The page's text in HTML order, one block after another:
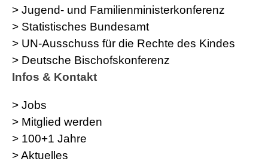
> Jugend- und Familienministerkonferenz
> Statistisches Bundesamt
> UN-Ausschuss für die Rechte des Kindes
> Deutsche Bischofskonferenz
Infos & Kontakt
> Jobs
> Mitglied werden
> 100+1 Jahre
> Aktuelles